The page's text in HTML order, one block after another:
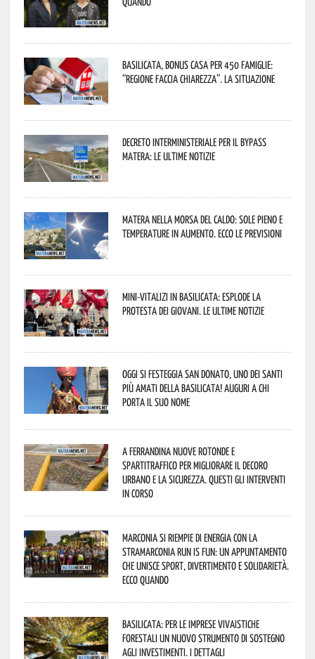
Basilicata, Bonus casa per 450 famiglie:
“Regione faccia chiarezza”. La situazione
Decreto interministeriale per il Bypass
Matera: le ultime notizie
Matera nella morsa del caldo: sole pieno e
temperature in aumento. Ecco le previsioni
Mini-vitalizi in Basilicata: esplode la
protesta dei giovani. Le ultime notizie
Oggi si festeggia San Donato, uno dei Santi
più amati della Basilicata! Auguri a chi
porta il suo nome
A Ferrandina nuove rotonde e
spartitraffico per migliorare il decoro
urbano e la sicurezza. Questi gli interventi
in corso
Marconia si riempie di energia con la
StraMarconia Run is Fun: un appuntamento
che unisce sport, divertimento e solidarietà.
Ecco quando
Basilicata: per le imprese vivaistiche
forestali un nuovo strumento di sostegno
agli investimenti. I dettagli